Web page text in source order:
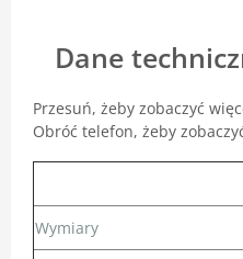
Dane
Przesuń, żeby zobaczyć
Obróć telefon, żeby
Wymiary